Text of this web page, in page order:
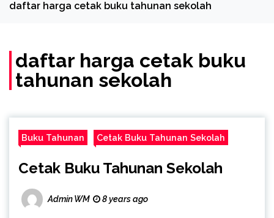
daftar harga cetak buku tahunan sekolah
daftar harga cetak buku
tahunan sekolah
Buku Tahunan Cetak Buku Tahunan Sekolah
Cetak Buku Tahunan Sekolah
Admin WM 8 years ago